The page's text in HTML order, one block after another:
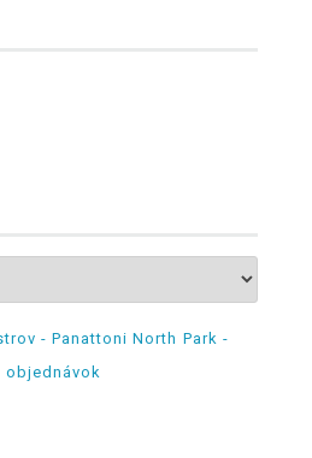
- Panattoni North Park -
objednávok